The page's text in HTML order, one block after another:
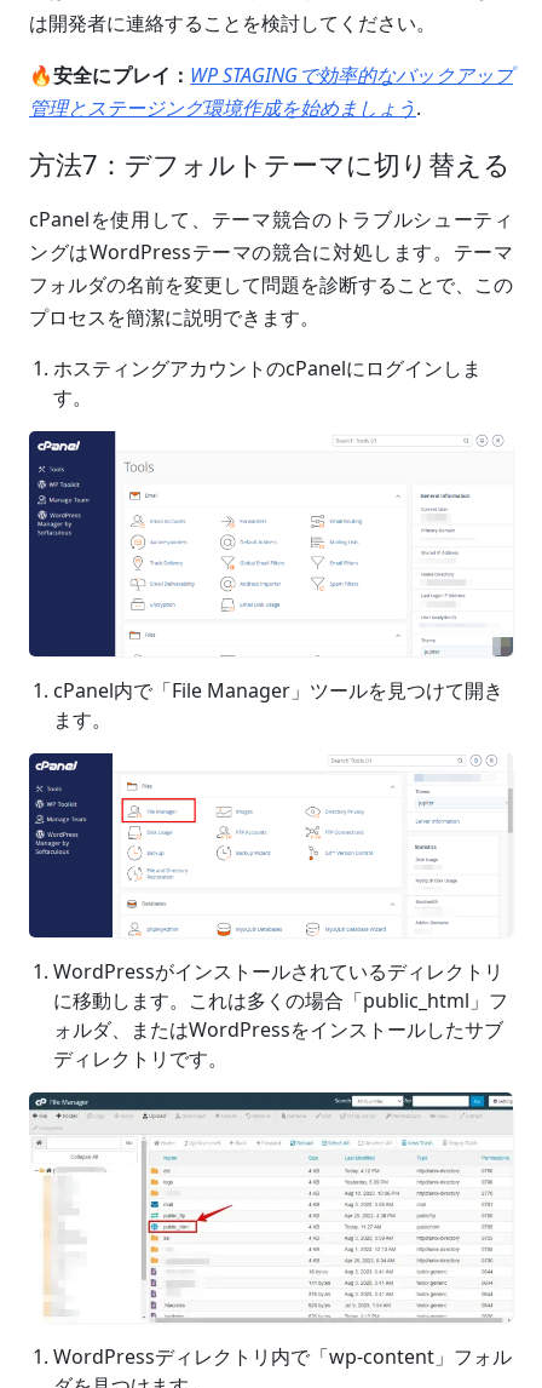
は開発者に連絡することを検討してください。
🔥安全にプレイ： WP STAGINGで効率的なバックアップ
管理とステージング環境作成を始めましょう.
方法7：デフォルトテーマに切り替える
cPanelを使用して、テーマ競合のトラブルシューティ
ングはWordPressテーマの競合に対処します。テーマ
フォルダの名前を変更して問題を診断することで、この
プロセスを簡潔に説明できます。
ホスティングアカウントのcPanelにログインしま
す。
cPanel内で「File Manager」ツールを見つけて開き
ます。
WordPressがインストールされているディレクトリ
に移動します。これは多くの場合「public_html」フ
ォルダ、またはWordPressをインストールしたサブ
ディレクトリです。
WordPressディレクトリ内で「wp-content」フォル